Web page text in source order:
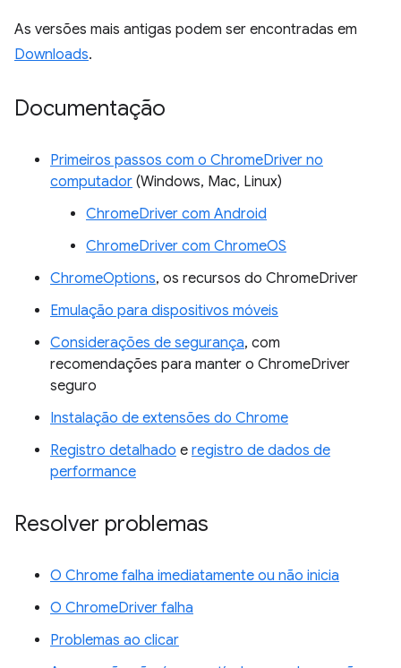
As versões mais antigas podem ser encontradas em
Downloads.
Documentação
Primeiros passos com o ChromeDriver no
computador (Windows, Mac, Linux)
ChromeDriver com Android
ChromeDriver com ChromeOS
ChromeOptions, os recursos do ChromeDriver
Emulação para dispositivos móveis
Considerações de segurança, com
recomendações para manter o ChromeDriver
seguro
Instalação de extensões do Chrome
Registro detalhado e registro de dados de
performance
Resolver problemas
O Chrome falha imediatamente ou não inicia
O ChromeDriver falha
Problemas ao clicar